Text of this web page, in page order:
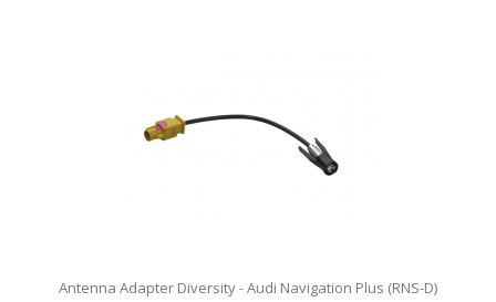
Antenna Adapter Diversity - Audi Navigation Plus (RNS-D)